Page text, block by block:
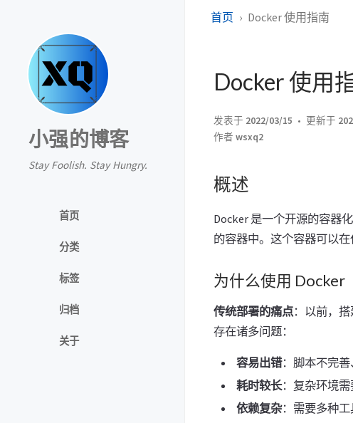
小强的博客
Stay Foolish. Stay Hungry.
首页
分类
标签
归档
关于
首页 Docker 使用指南
Docker 使用
发表于 2022/03/15 更新于
作者 wsxq2
概述
Docker 是一个开源的容器
的容器中。这个容器可以
为什么使用 Docker
传统部署的痛点：以前，
存在诸多问题：
容易出错：脚本不完
耗时较长：复杂环境
依赖复杂：需要多种